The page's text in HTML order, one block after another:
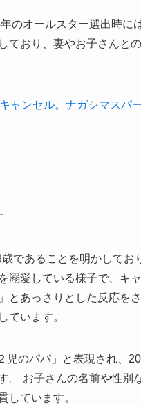
のオールスター選出時に
ており、妻やお子さんと
ャンセル。ナガシマスパ
であることを明かしてお
愛している様子で、キ
とあっさりとした反応を
ています。
のパパ」と表現され、
。 お子さんの名前や性別
しています。